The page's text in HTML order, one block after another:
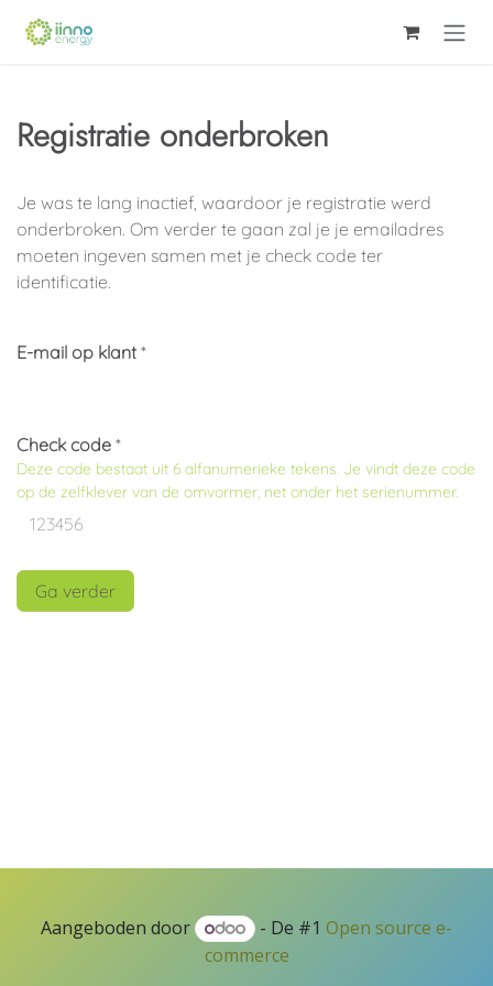
Registratie onderbroken
Je was te lang inactief, waardoor je registratie werd
onderbroken. Om verder te gaan zal je je emailadres
moeten ingeven samen met je check code ter
identificatie.
E-mail op klant *
Check code *
Deze code bestaat uit 6 alfanumerieke tekens. Je vindt deze code
op de zelfklever van de omvormer, net onder het serienummer.
Ga verder
Aangeboden door - De #1 Open source e-
commerce